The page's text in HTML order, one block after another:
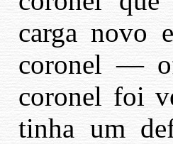
carga novo
coronel —
coronel foi
tinha um